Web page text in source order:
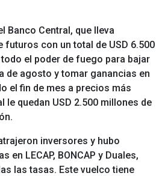
Banco Central, que lleva
futuros con un total de USD 6.500
el poder de fuego para bajar
de agosto y tomar ganancias en
el fin de mes a precios más
le quedan USD 2.500 millones de
inversores y hubo
en LECAP, BONCAP y Duales,
las tasas. Este vuelco tiene